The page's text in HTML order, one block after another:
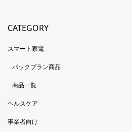
CATEGORY
スマート家電
パックプラン商品
商品一覧
ヘルスケア
事業者向け